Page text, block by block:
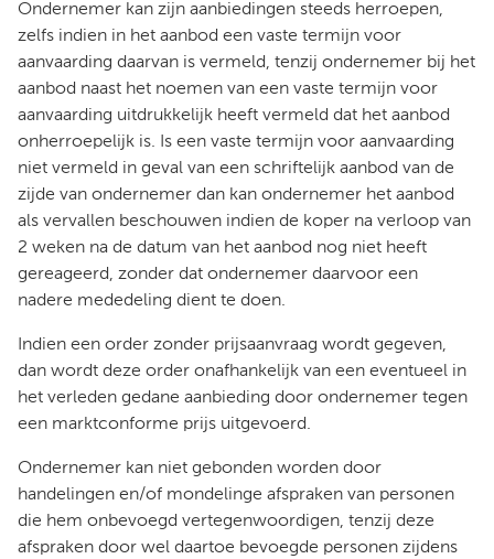
Ondernemer kan zijn aanbiedingen steeds herroepen,
zelfs indien in het aanbod een vaste termijn voor
aanvaarding daarvan is vermeld, tenzij ondernemer bij het
aanbod naast het noemen van een vaste termijn voor
aanvaarding uitdrukkelijk heeft vermeld dat het aanbod
onherroepelijk is. Is een vaste termijn voor aanvaarding
niet vermeld in geval van een schriftelijk aanbod van de
zijde van ondernemer dan kan ondernemer het aanbod
als vervallen beschouwen indien de koper na verloop van
2 weken na de datum van het aanbod nog niet heeft
gereageerd, zonder dat ondernemer daarvoor een
nadere mededeling dient te doen.
Indien een order zonder prijsaanvraag wordt gegeven,
dan wordt deze order onafhankelijk van een eventueel in
het verleden gedane aanbieding door ondernemer tegen
een marktconforme prijs uitgevoerd.
Ondernemer kan niet gebonden worden door
handelingen en/of mondelinge afspraken van personen
die hem onbevoegd vertegenwoordigen, tenzij deze
afspraken door wel daartoe bevoegde personen zijdens